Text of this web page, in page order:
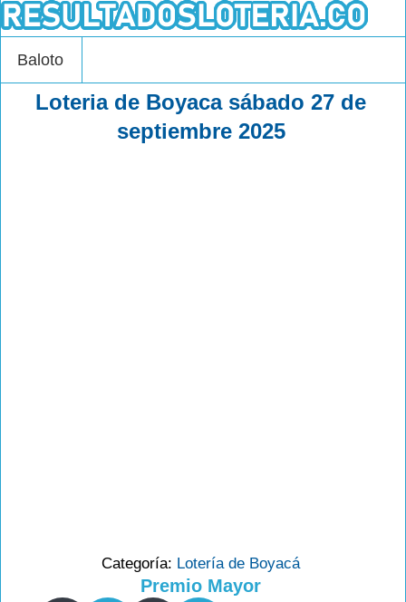
Baloto
Loteria de Boyaca sábado 27 de
septiembre 2025
Categoría: Lotería de Boyacá
Premio Mayor